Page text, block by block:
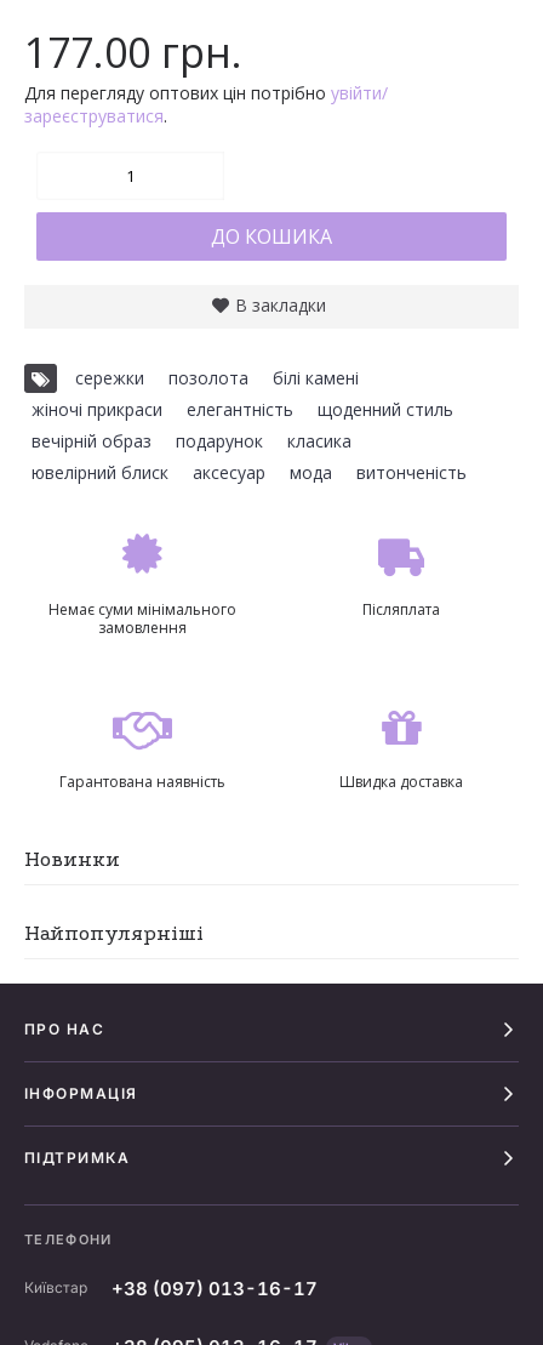
177.00 грн.
Для перегляду оптових цін потрібно увійти/
зареєструватися.
ДО КОШИКА
В закладки
сережки позолота білі камені
жіночі прикраси
елегантність щоденний стиль
вечірній образ
подарунок класика
ювелірний блиск
аксесуар мода витонченість
Немає суми мінімального
замовлення
Післяплата
Гарантована наявність Швидка доставка
Новинки
Найпопулярніші
ПРО НАС
ІНФОРМАЦІЯ
ПІДТРИМКА
ТЕЛЕФОНИ
Київстар +38 (097) 013-16-17